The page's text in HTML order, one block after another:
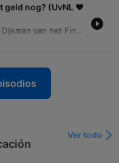
geld nog? (UvNL ❤️
In deze aflevering onderzoeken Anna Dijkman van het Financiële Dagblad en jurist/econoom Annelieke Mooij wat de maatschappelijke gevolgen zijn van het verdwijnen van contant geld. Terwijl Nederland een van de meest digitale betaallanden van Europa is, vervult cash nog steeds cruciale functies voor specifieke groepen zoals ouderen, toeristen en laaggeletterden. De discussie belicht de spanning tussen de efficiëntie van digitaal betalen en de risico's van afhankelijkheid van digitale systemen, zoals cyberaanvallen en stroomuitval. Daarnaast wordt gekeken naar de economische en veiligheidsaspecten, waaronder de kosten voor winkeliers en de kans op criminaliteit bij fysieke geldstromen. De aflevering verkent ook de historische context van geldontwikkeling en de mogelijke toekomst van een hybride systeem, zoals de digitale euro, die de functies van cash — zoals anonimiteit en een vangnet in noodsituaties — zou kunnen nabootsen.
Ver todo